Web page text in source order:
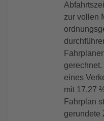
zur vollen
eines
mit 17.27
Fahrplan
gerundete